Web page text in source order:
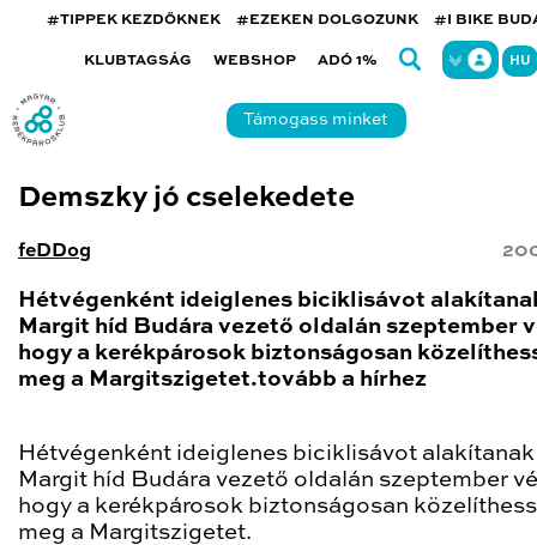
#TIPPEK KEZDŐKNEK #EZEKEN DOLGOZUNK #I BIKE
KLUBTAGSÁG WEBSHOP ADÓ 1% HU
Támogass minket
Demszky jó cselekedete
feDDog
Hétvégenként ideiglenes biciklisávot
Margit híd Budára vezető oldalán szeptember
hogy a kerékpárosok biztonságosan
meg a Margitszigetet.tovább a hírhez
Hétvégenként ideiglenes biciklisávot alakítanak
Margit híd Budára vezető oldalán szeptember
hogy a kerékpárosok biztonságosan
meg a Margitszigetet.